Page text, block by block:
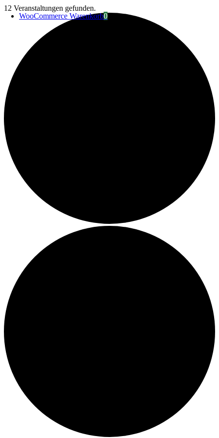
Zum
InhaltWooCommerce Warenkorb0
12 Veranstaltungen gefunden.